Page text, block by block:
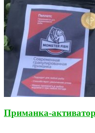
Приманка-